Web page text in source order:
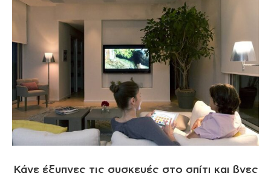
Κάνε έξυπνες τις συσκευές στο σπίτι και βγες